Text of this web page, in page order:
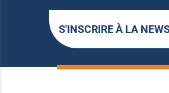
S'INSCRIRE À LA